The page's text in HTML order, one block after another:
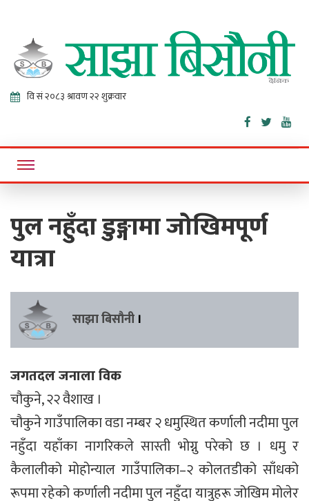
Sajha
Bisaunee
Online News Portal
पुल नहुँदा डुङ्गामा जोखिमपूर्ण
यात्रा
साझा बिसौनी ।
जगतदल जनाला विक
चौकुने, २२ वैशाख ।
चौकुने गाउँपालिका वडा नम्बर २ धमुस्थित कर्णाली नदीमा पुल
नहुँदा यहाँका नागरिकले सास्ती भोग्नु परेको छ । धमु र
कैलालीको मोहोन्याल गाउँपालिका–२ कोलतडीको साँधको
रूपमा रहेको कर्णाली नदीमा पुल नहुँदा यात्रुहरू जोखिम मोलेर